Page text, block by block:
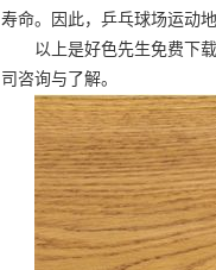
寿命。因此，乒乓球场运动
以上是好色先生免费下
司咨询与了解。